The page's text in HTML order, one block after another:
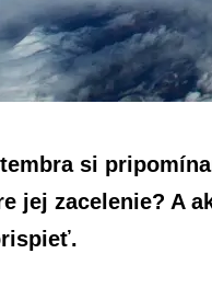
si
jej zacelenie? A